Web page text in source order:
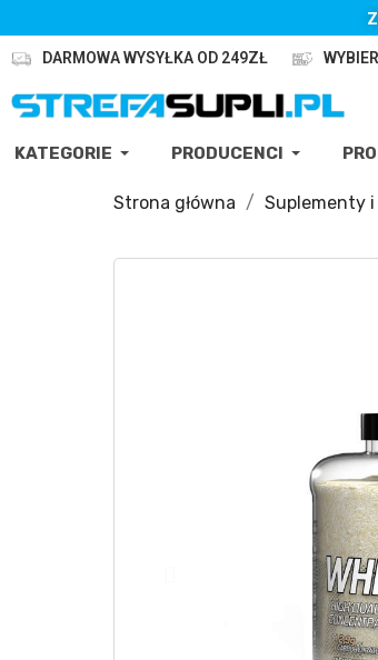
DARMOWA WYSYŁKA OD 249ZŁ
KATEGORIE PRODUCENCI
Strona główna Suplementy